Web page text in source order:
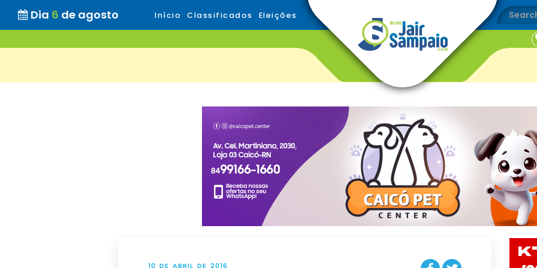
Dia 6 de agosto Início Classificados Eleições
10 DE ABRIL DE 2016